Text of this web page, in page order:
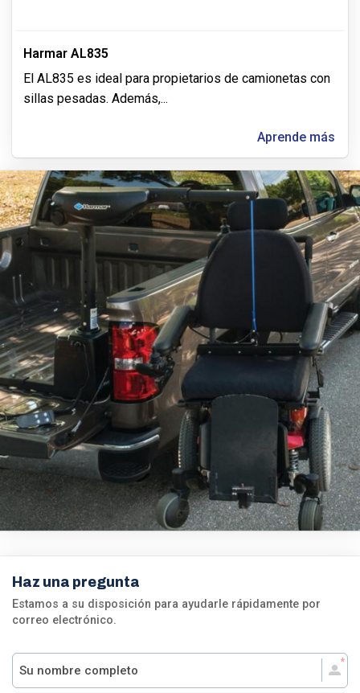
Harmar AL835
El AL835 es ideal para propietarios de camionetas con
sillas pesadas. Además,...
Aprende más
Haz una pregunta
Estamos a su disposición para ayudarle rápidamente por
correo electrónico.